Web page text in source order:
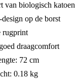
van biologisch katoen
op de borst
rugprint
draagcomfort
72 cm
0.18 kg